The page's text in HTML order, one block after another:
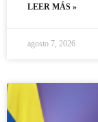
LEER MÁS »
agosto 7, 2026